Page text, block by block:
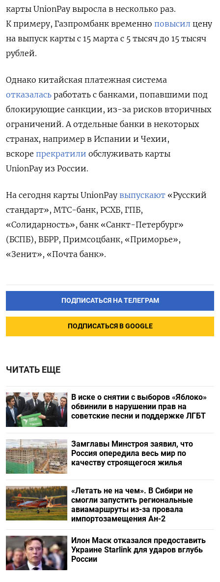
карты UnionPay выросла в несколько раз.
К примеру, Газпромбанк временно повысил цену
на выпуск карты с 15 марта с 5 тысяч до 15 тысяч
рублей.
Однако китайская платежная система
отказалась работать с банками, попавшими под
блокирующие санкции, из-за рисков вторичных
ограничений. А отдельные банки в некоторых
странах, например в Испании и Чехии,
вскоре прекратили обслуживать карты
UnionPay из России.
На сегодня карты UnionPay выпускают «Русский
стандарт», МТС-банк, РСХБ, ГПБ,
«Солидарность», банк «Санкт-Петербург»
(БСПБ), ВБРР, Примсоцбанк, «Приморье»,
«Зенит», «Почта банк».
ПОДПИСАТЬСЯ НА ТЕЛЕГРАМ
ПОДПИСАТЬСЯ В GOOGLE
ЧИТАТЬ ЕЩЕ
В иске о снятии с выборов «Яблоко»
обвинили в нарушении прав на
советские песни и поддержке ЛГБТ
Замглавы Минстроя заявил, что
Россия опередила весь мир по
качеству строящегося жилья
«Летать не на чем». В Сибири не
смогли запустить региональные
авиамаршруты из-за провала
импортозамещения Ан-2
Илон Маск отказался предоставить
Украине Starlink для ударов вглубь
России